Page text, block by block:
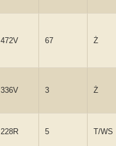
472V 67 Ż
336V 3 Ż
228R 5 T/WS